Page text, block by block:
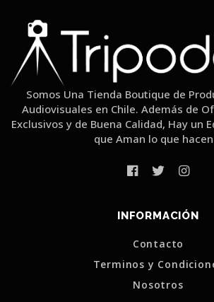
Somos Una Tienda Boutique de
Audiovisuales en Chile. Además de
Exclusivos y de Buena Calidad, Hay un
que Aman lo que
INFORMACIÓN
Contacto
Terminos y
Nosotros